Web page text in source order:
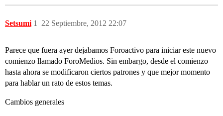
Setsumi 22 Septiembre, 2012 22:07
1
Parece que fuera ayer dejabamos Foroactivo para iniciar este nuevo
comienzo llamado ForoMedios. Sin embargo, desde el comienzo
hasta ahora se modificaron ciertos patrones y que mejor momento
para hablar un rato de estos temas.
Cambios generales